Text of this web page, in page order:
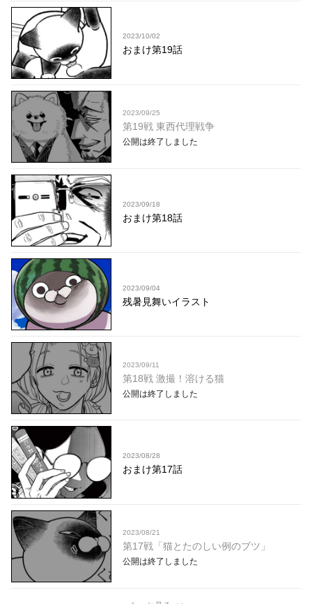
2023/10/02
おまけ第19話
2023/09/25
第19戦 東西代理戦争
公開は終了しました
2023/09/18
おまけ第18話
2023/09/04
残暑見舞いイラスト
2023/09/11
第18戦 激撮！溶ける猫
公開は終了しました
2023/08/28
おまけ第17話
2023/08/21
第17戦「猫とたのしい例のブツ」
公開は終了しました